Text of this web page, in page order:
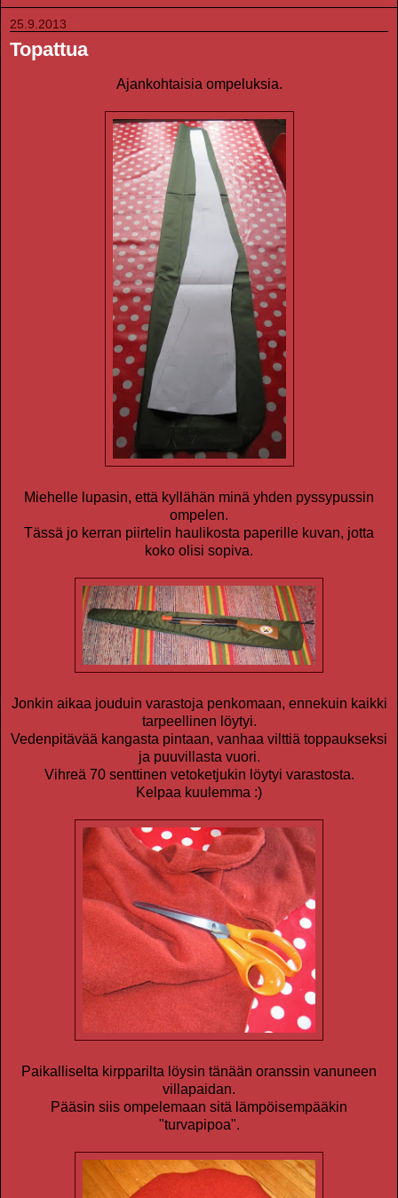
25.9.2013
Topattua
Ajankohtaisia ompeluksia.
Miehelle lupasin, että kyllähän minä yhden pyssypussin
ompelen.
Tässä jo kerran piirtelin haulikosta paperille kuvan, jotta
koko olisi sopiva.
Jonkin aikaa jouduin varastoja penkomaan, ennekuin kaikki
tarpeellinen löytyi.
Vedenpitävää kangasta pintaan, vanhaa vilttiä toppaukseksi
ja puuvillasta vuori.
Vihreä 70 senttinen vetoketjukin löytyi varastosta.
Kelpaa kuulemma :)
Paikalliselta kirpparilta löysin tänään oranssin vanuneen
villapaidan.
Pääsin siis ompelemaan sitä lämpöisempääkin
"turvapipoa".